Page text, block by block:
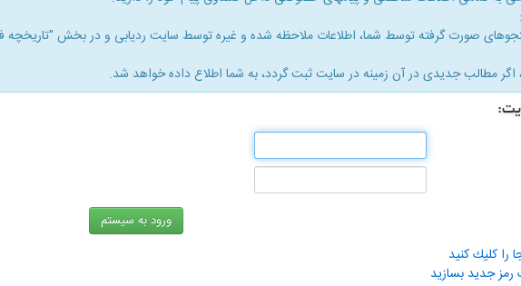
صورت گرفته توسط شما، اطلاعات ملاحظه شده و غیره توسط سایت ردیابی و در بخش "تاریخچه
اگر مطالب جدیدی در آن زمینه در سایت ثبت گردد، به شما اطلاع داده خواهد شد.
را كلیك كنید
رمز جدید بسازید